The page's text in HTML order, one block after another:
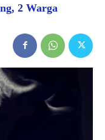
2 Warga